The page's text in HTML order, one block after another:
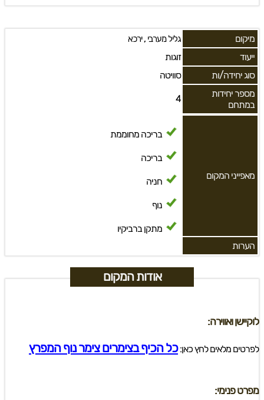
מיקום גליל מערבי,ירכא
ייעוד
זוגות
סוג יחידה/ות
סוויטה
מספר יחידות
במתחם
4
מאפייני המקום
בריכה מחוממת
בריכה
חניה
נוף
מתקן ברביקיו
הערות
אודות המקום
לוקיישן ואווירה:
לפרטים מלאים לחץ כאן:כל הכיף בצימרים צימר נוף המפרץ
מפרט פנימי: